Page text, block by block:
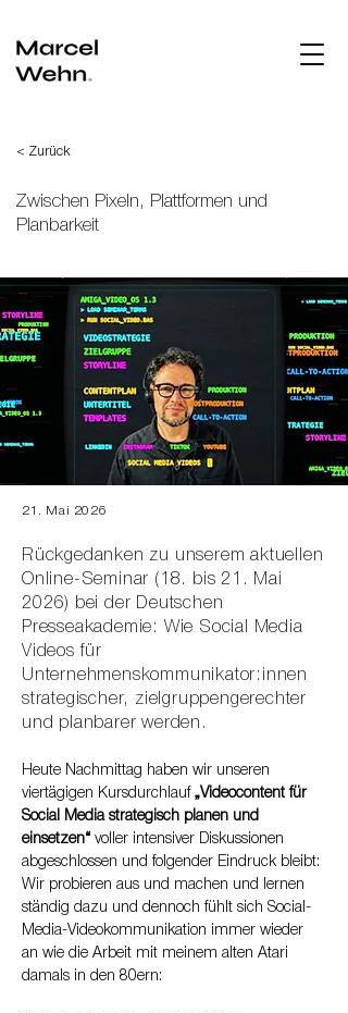
< Zurück
Zwischen Pixeln, Plattformen und
Planbarkeit
21. Mai 2026
Rückgedanken zu unserem aktuellen
Online-Seminar (18. bis 21. Mai
2026) bei der Deutschen
Presseakademie: Wie Social Media
Videos für
Unternehmenskommunikator:innen
strategischer, zielgruppengerechter
und planbarer werden.
Heute Nachmittag haben wir unseren
viertägigen Kursdurchlauf „Videocontent für
Social Media strategisch planen und
einsetzen“ voller intensiver Diskussionen
abgeschlossen und folgender Eindruck bleibt:
Wir probieren aus und machen und lernen
ständig dazu und dennoch fühlt sich Social-
Media-Videokommunikation immer wieder
an wie die Arbeit mit meinem alten Atari
damals in den 80ern: